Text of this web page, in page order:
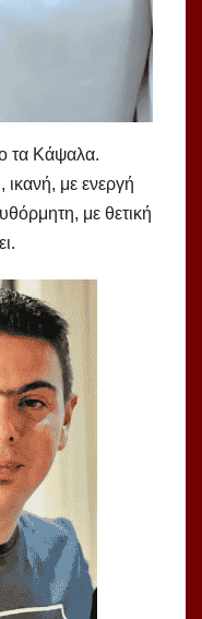
τα Κάψαλα.
με ενεργή
με θετική